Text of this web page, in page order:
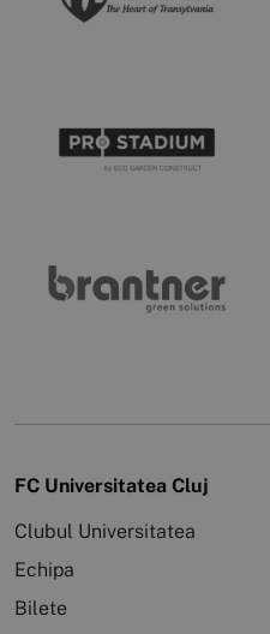
FC Universitatea Cluj
Clubul Universitatea
Echipa
Bilete